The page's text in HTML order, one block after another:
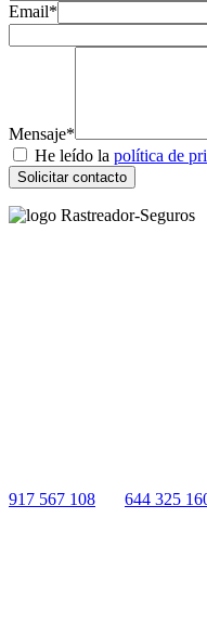
Email*
Mensaje*
He leído la política de
Solicitar contacto
917 567 108
644 325